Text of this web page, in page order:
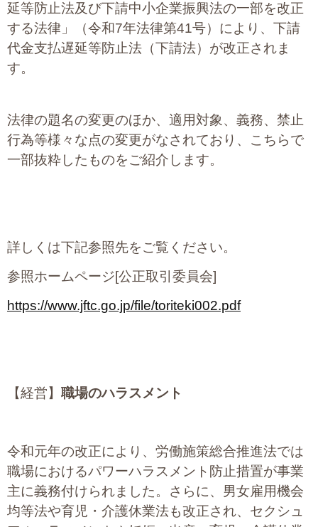
延等防止法及び下請中小企業振興法の一部を改正
する法律」（令和7年法律第41号）により、下請
代金支払遅延等防止法（下請法）が改正されま
す。
法律の題名の変更のほか、適用対象、義務、禁止
行為等様々な点の変更がなされており、こちらで
一部抜粋したものをご紹介します。
詳しくは下記参照先をご覧ください。
参照ホームページ[公正取引委員会]
https://www.jftc.go.jp/file/toriteki002.pdf
【経営】 職場のハラスメント
令和元年の改正により、労働施策総合推進法では
職場におけるパワーハラスメント防止措置が事業
主に義務付けられました。さらに、男女雇用機会
均等法や育児・介護休業法も改正され、セクシュ